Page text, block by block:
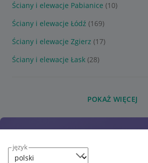
język
Ściany i elewacje Pabianice (10)
Ściany i elewacje Łódź (169)
Ściany i elewacje Zgierz (17)
Ściany i elewacje Łask (28)
POKAŻ WIĘCEJ